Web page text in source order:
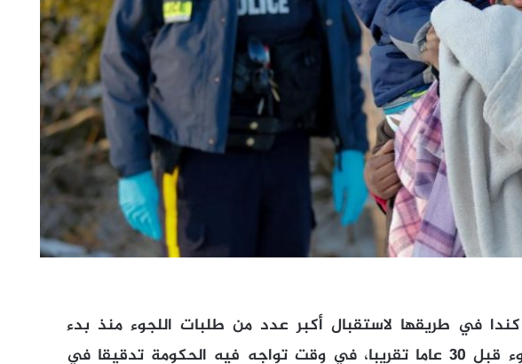
في طريقها لاستقبال أكبر عدد من طلبات اللجوء منذ بدء
تسجيل بيانات طالبي اللجوء قبل 30 عاما تقريبا، في وقت تواجه فيه الحكومة تدقيقا في